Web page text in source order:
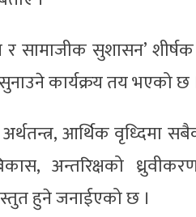
सामाजीक सुशासन’
कार्यक्रय तय भएको छ
आर्थिक वृध्दिमा
अन्तरिक्षको
हुने जनाईएको छ ।